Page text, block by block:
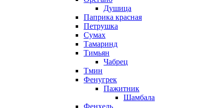
Душица
Паприка красная
Петрушка
Сумах
Тамаринд
Тимьян
Чабрец
Тмин
Фенугрек
Пажитник
Шамбала
Фенхель